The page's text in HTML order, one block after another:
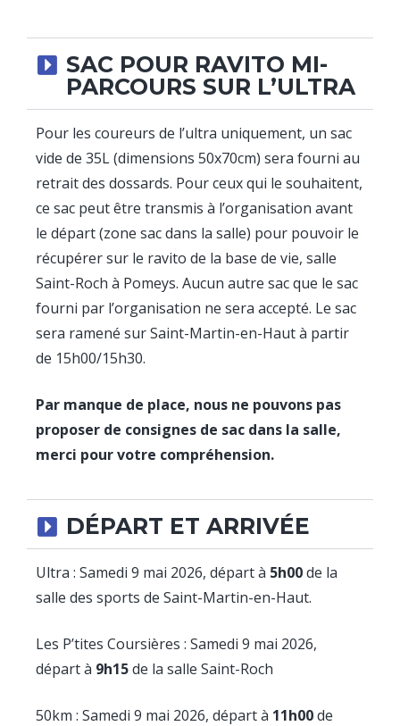
SAC POUR RAVITO MI-
PARCOURS SUR L’ULTRA
Pour les coureurs de l’ultra uniquement, un sac
vide de 35L (dimensions 50x70cm) sera fourni au
retrait des dossards. Pour ceux qui le souhaitent,
ce sac peut être transmis à l’organisation avant
le départ (zone sac dans la salle) pour pouvoir le
récupérer sur le ravito de la base de vie, salle
Saint-Roch à Pomeys. Aucun autre sac que le sac
fourni par l’organisation ne sera accepté. Le sac
sera ramené sur Saint-Martin-en-Haut à partir
de 15h00/15h30.
Par manque de place, nous ne pouvons pas
proposer de consignes de sac dans la salle,
merci pour votre compréhension.
DÉPART ET ARRIVÉE
Ultra : Samedi 9 mai 2026, départ à 5h00de la
salle des sports de Saint-Martin-en-Haut.
Les P’tites Coursières : Samedi 9 mai 2026,
départ à 9h15de la salle Saint-Roch
50km : Samedi 9 mai 2026, départ à 11h00de